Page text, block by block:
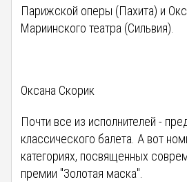
Парижской оперы (Пахита) и
Мариинского театра (Сильвия).
Оксана Скорик
Почти все из исполнителей -
классического балета. А вот
категориях, посвященных
премии "Золотая маска".